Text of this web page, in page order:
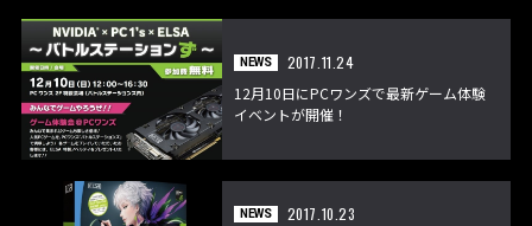
NEWS
2017.11.24
12月10日にPCワンズで最新ゲーム体験
イベントが開催！
NEWS
2017.10.23